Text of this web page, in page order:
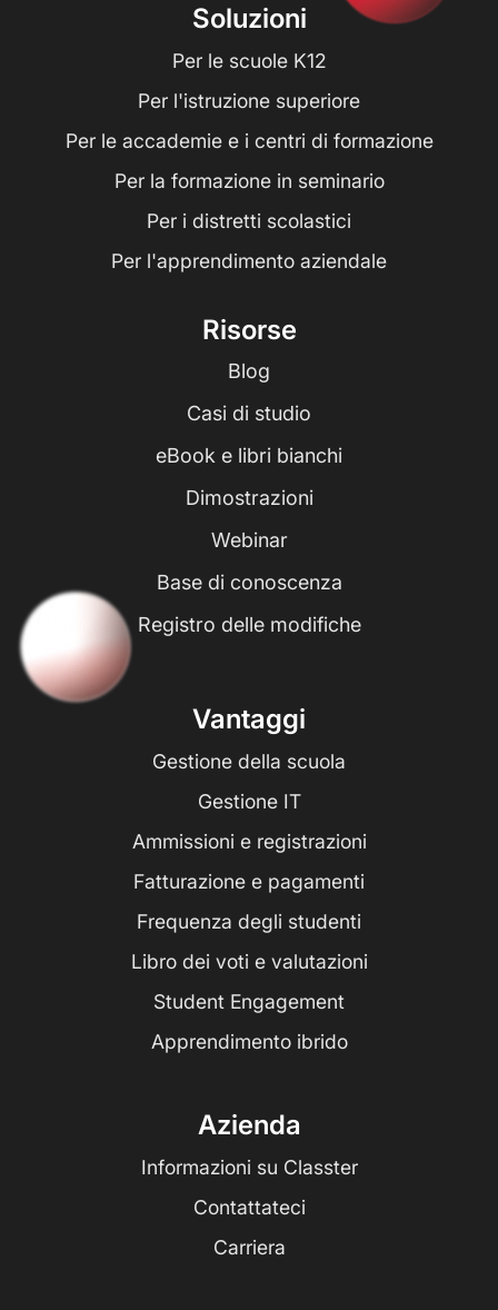
Soluzioni
Per le scuole K12
Per l'istruzione superiore
Per le accademie e i centri di formazione
Per la formazione in seminario
Per i distretti scolastici
Per l'apprendimento aziendale
Risorse
Blog
Casi di studio
eBook e libri bianchi
Dimostrazioni
Webinar
Base di conoscenza
Registro delle modifiche
Vantaggi
Gestione della scuola
Gestione IT
Ammissioni e registrazioni
Fatturazione e pagamenti
Frequenza degli studenti
Libro dei voti e valutazioni
Student Engagement
Apprendimento ibrido
Azienda
Informazioni su Classter
Contattateci
Carriera